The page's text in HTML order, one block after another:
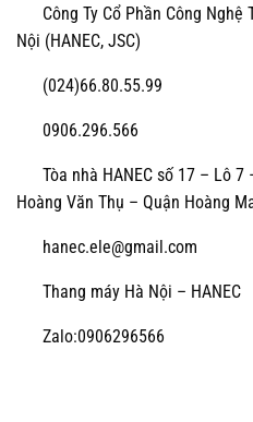
Công Ty Cổ Phần Công
Nội (HANEC, JSC)
(024)66.80.55.99
0906.296.566
Tòa nhà HANEC số 17 – Lô
Hoàng Văn Thụ – Quận Hoàng
hanec.ele@gmail.com
Thang máy Hà Nội – HANEC
Zalo:0906296566